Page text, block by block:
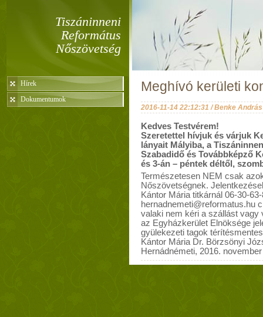
Tiszáninneni
Református
Nőszövetség
Hírek
Dokumentumok
Meghívó kerületi
2016-11-14 22:12:31 / Benke András
Kedves Testvérem!
Szeretettel hívjuk és várjuk
lányait Mályiba, a
Szabadidő és Továbbképző
és 3-án – péntek déltől,
Természetesen NEM csak
Nőszövetségnek.
Kántor Mária titkárnál 06-30-
hernadnemeti@reformatus.hu
valaki nem kéri a szállást vagy
az Egyházkerület Elnöksége
gyülekezeti tagok
Kántor Mária Dr. Börzsönyi
Hernádnémeti, 2016.